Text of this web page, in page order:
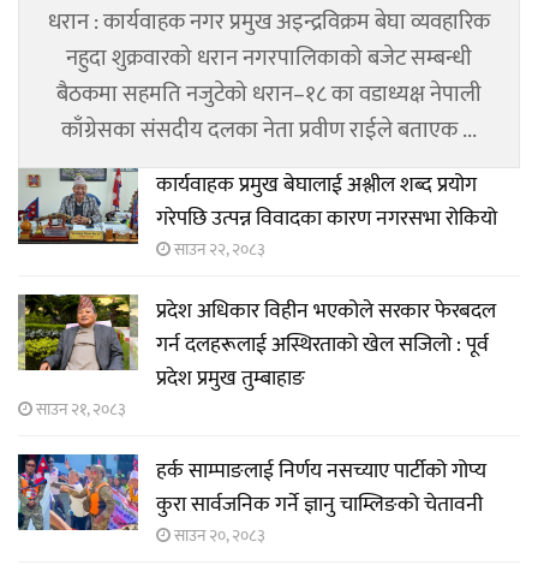
धरान : कार्यवाहक नगर प्रमुख अइन्द्रविक्रम बेघा व्यवहारिक
नहुदा शुक्रवारको धरान नगरपालिकाको बजेट सम्बन्धी
बैठकमा सहमति नजुटेको धरान–१८ का वडाध्यक्ष नेपाली
काँग्रेसका संसदीय दलका नेता प्रवीण राईले बताएक ...
कार्यवाहक प्रमुख बेघालाई अश्लील शब्द प्रयोग
गरेपछि उत्पन्न विवादका कारण नगरसभा रोकियो
साउन २२, २०८३
प्रदेश अधिकार विहीन भएकोले सरकार फेरबदल
गर्न दलहरूलाई अस्थिरताको खेल सजिलो : पूर्व
प्रदेश प्रमुख तुम्बाहाङ
साउन २१, २०८३
हर्क साम्पाङलाई निर्णय नसच्याए पार्टीको गोप्य
कुरा सार्वजनिक गर्ने ज्ञानु चाम्लिङको चेतावनी
साउन २०, २०८३